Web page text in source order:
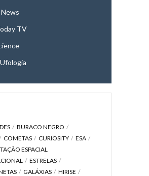
TV
BURACO NEGRO
COMETAS CURIOSITY
ESA
ESPACIAL
ESTRELAS
GALÁXIAS
HIRISE